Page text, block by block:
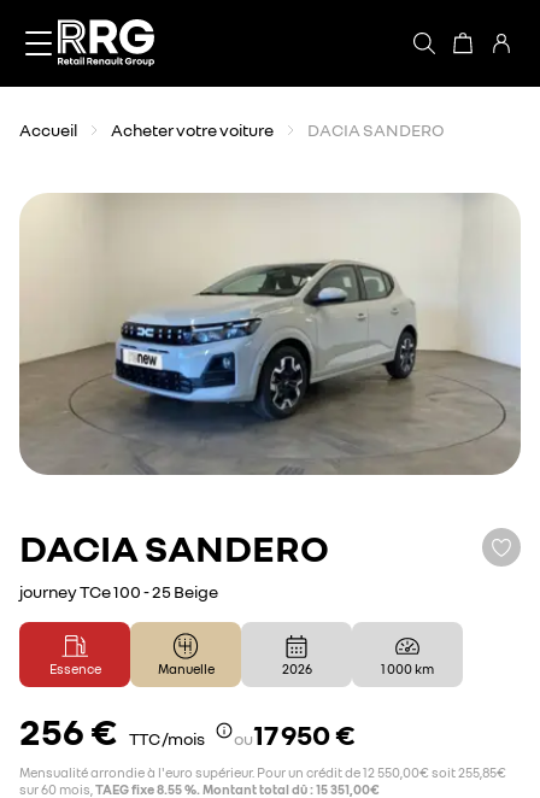
Accueil Acheter votre voiture DACIA SANDERO
DACIASANDERO
journey TCe 100 - 25 Beige
Essence Manuelle 2026 1 000 km
256 € TTC /mois ou17 950 €
Mensualité arrondie à l'euro supérieur. Pour un crédit de 12 550,00€ soit 255,85€
sur 60 mois, TAEG fixe 8.55 %. Montant total dû : 15 351,00€